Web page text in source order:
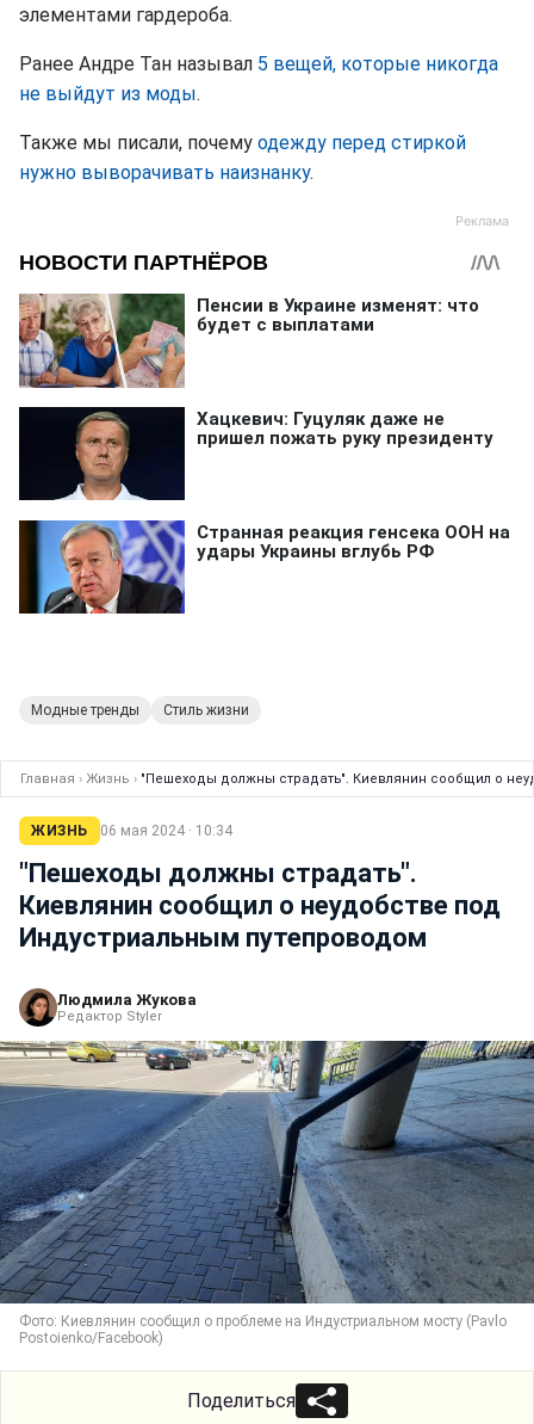
элементами гардероба.
Ранее Андре Тан называл 5 вещей, которые никогда
не выйдут из моды.
Также мы писали, почему одежду перед стиркой
нужно выворачивать наизнанку.
Модные тренды Стиль жизни
Главная › Жизнь › "Пешеходы должны страдать". Киевлянин сообщил о
ЖИЗНЬ 06 мая 2024 · 10:34
"Пешеходы должны страдать".
Киевлянин сообщил о неудобстве под
Индустриальным путепроводом
Людмила Жукова
Редактор Styler
Фото: Киевлянин сообщил о проблеме на Индустриальном мосту (Pavlo
Postoienko/Facebook)
Поделиться